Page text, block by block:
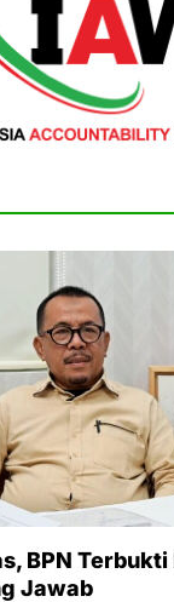
BPN
Jawab